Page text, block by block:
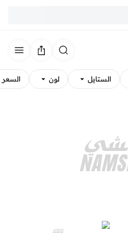
الستايل لون السعر